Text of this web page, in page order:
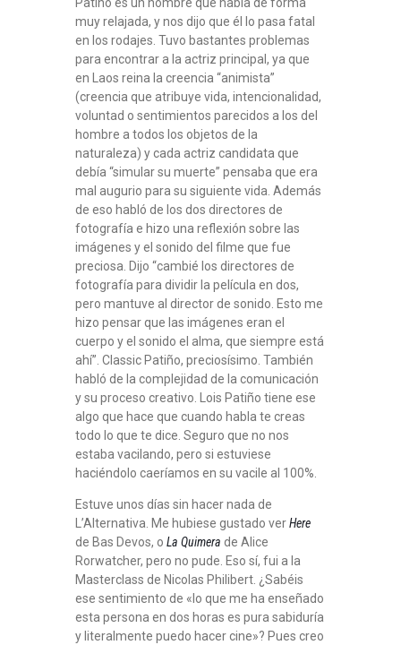
muy relajada, y nos dijo que él lo pasa fatal
en los rodajes. Tuvo bastantes problemas
para encontrar a la actriz principal, ya que
en Laos reina la creencia “animista”
(creencia que atribuye vida, intencionalidad,
voluntad o sentimientos parecidos a los del
hombre a todos los objetos de la
naturaleza) y cada actriz candidata que
debía “simular su muerte” pensaba que era
mal augurio para su siguiente vida. Además
de eso habló de los dos directores de
fotografía e hizo una reflexión sobre las
imágenes y el sonido del filme que fue
preciosa. Dijo “cambié los directores de
fotografía para dividir la película en dos,
pero mantuve al director de sonido. Esto me
hizo pensar que las imágenes eran el
cuerpo y el sonido el alma, que siempre está
ahí”. Classic Patiño, preciosísimo. También
habló de la complejidad de la comunicación
y su proceso creativo. Lois Patiño tiene ese
algo que hace que cuando habla te creas
todo lo que te dice. Seguro que no nos
estaba vacilando, pero si estuviese
haciéndolo caeríamos en su vacile al 100%.
Estuve unos días sin hacer nada de
L’Alternativa. Me hubiese gustado verHere
de Bas Devos, o La Quimera de Alice
Rorwatcher, pero no pude. Eso sí, fui a la
Masterclass de Nicolas Philibert. ¿Sabéis
ese sentimiento de «lo que me ha enseñado
esta persona en dos horas es pura sabiduría
y literalmente puedo hacer cine»? Pues creo